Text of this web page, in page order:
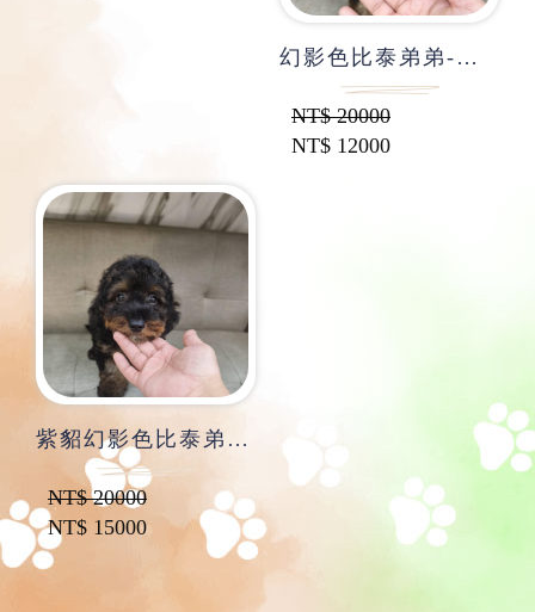
幻影色比泰弟弟-泰迪
NT$20000
NT$ 12000
紫貂幻影色比泰弟弟-泰坦
NT$20000
NT$ 15000